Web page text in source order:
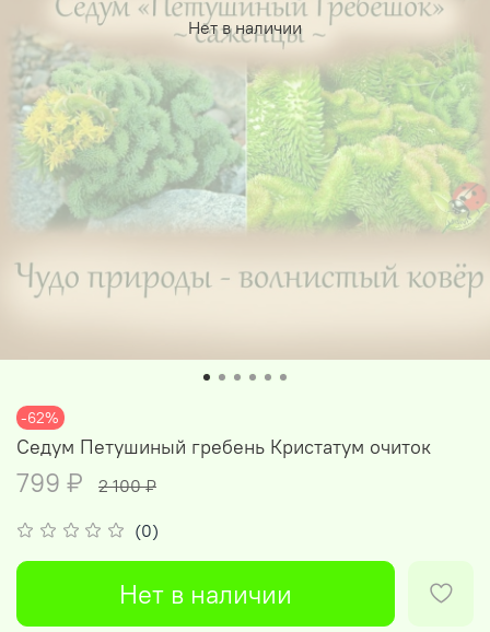
Нет в наличии
-62%
(0)
Седум Петушиный гребень Кристатум очиток
799 ₽ 2 100 ₽
Нет в наличии